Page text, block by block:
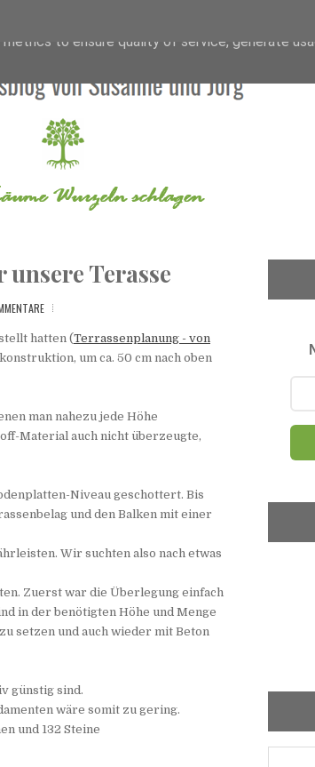
Terasse
hatten (Terrassenplanung - von
um ca. 50 cm nach oben
man nahezu jede Höhe
Material auch nicht überzeugte,
Niveau geschottert. Bis
und den Balken mit einer
Wir suchten also nach etwas
Zuerst war die Überlegung einfach
in der benötigten Höhe und Menge
setzen und auch wieder mit Beton
günstig sind.
wäre somit zu gering.
und 132 Steine
analyze traffic. Your IP address and user-agent
to ensure quality of service, generate